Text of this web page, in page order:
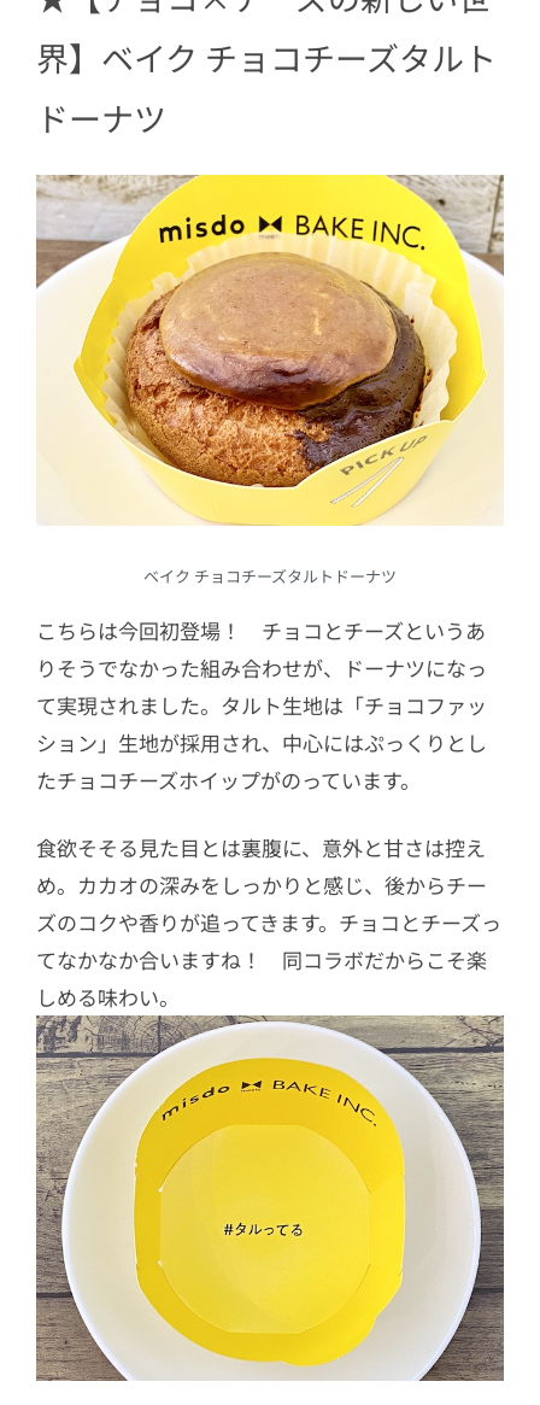
界】 ベイク チョコチーズタルト
ドーナツ
ベイク チョコチーズタルトドーナツ
こちらは今回初登場！ チョコとチーズというあ
りそうでなかった組み合わせが、ドーナツになっ
て実現されました。タルト生地は「チョコファッ
ション」生地が採用され、中心にはぷっくりとし
たチョコチーズホイップがのっています。
食欲そそる見た目とは裏腹に、意外と甘さは控え
め。カカオの深みをしっかりと感じ、後からチー
ズのコクや香りが追ってきます。 チョコとチーズっ
てなかなか合いますね！ 同コラボだからこそ楽
しめる味わい。